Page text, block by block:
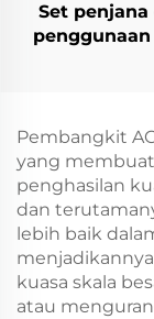
Set penjana
Pembangkit
yang
penghasilan
dan
lebih baik
kuasa skala
atau